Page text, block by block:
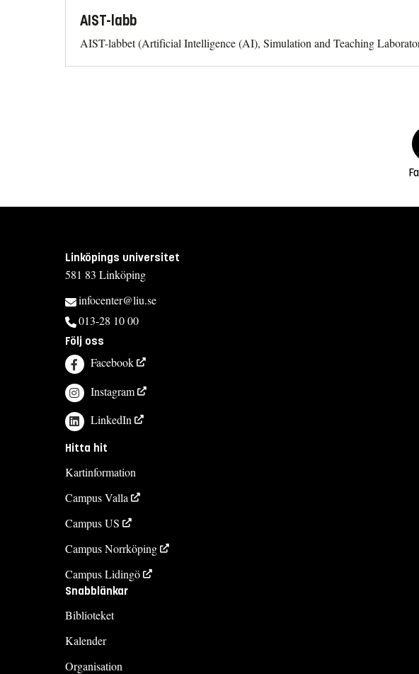
AIST-labb
AIST-labbet (Artificial Intelligence (AI), Simulation and Teaching
Linköpings universitet
581 83 Linköping
infocenter@liu.se
013-28 10 00
Följ oss
Facebook
Instagram
LinkedIn
Hitta hit
Kartinformation
Campus Valla
Campus US
Campus Norrköping
Campus Lidingö
Snabblänkar
Biblioteket
Kalender
Organisation